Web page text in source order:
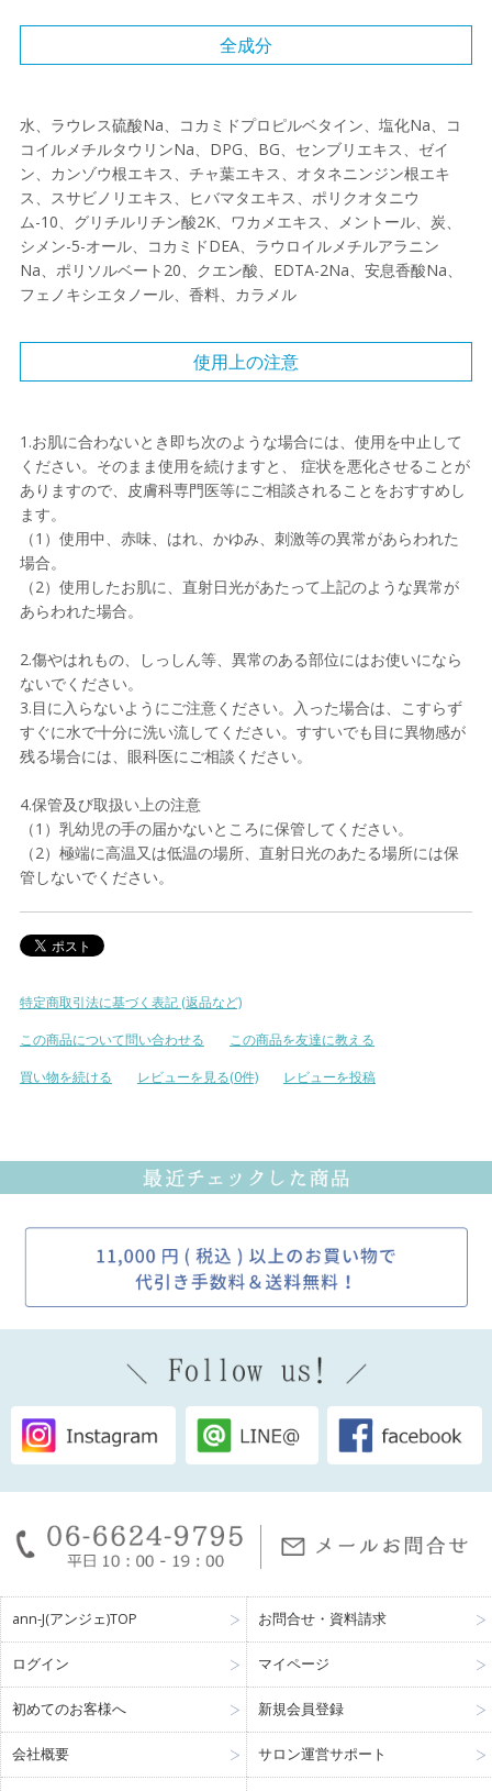
全成分
水、ラウレス硫酸Na、コカミドプロピルベタイン、塩化Na、コ
コイルメチルタウリンNa、DPG、BG、センブリエキス、ゼイ
ン、カンゾウ根エキス、チャ葉エキス、オタネニンジン根エキ
ス、スサビノリエキス、ヒバマタエキス、ポリクオタニウ
ム-10、グリチルリチン酸2K、ワカメエキス、メントール、炭、
シメン-5-オール、コカミドDEA、ラウロイルメチルアラニン
Na、ポリソルベート20、クエン酸、EDTA-2Na、安息香酸Na、
フェノキシエタノール、香料、カラメル
使用上の注意
1.お肌に合わないとき即ち次のような場合には、使用を中止して
ください。そのまま使用を続けますと、 症状を悪化させることが
ありますので、皮膚科専門医等にご相談されることをおすすめし
ます。
（1）使用中、赤味、はれ、かゆみ、刺激等の異常があらわれた
場合。
（2）使用したお肌に、直射日光があたって上記のような異常が
あらわれた場合。
2.傷やはれもの、しっしん等、異常のある部位にはお使いになら
ないでください。
3.目に入らないようにご注意ください。入った場合は、こすらず
すぐに水で十分に洗い流してください。すすいでも目に異物感が
残る場合には、眼科医にご相談ください。
4.保管及び取扱い上の注意
（1）乳幼児の手の届かないところに保管してください。
（2）極端に高温又は低温の場所、直射日光のあたる場所には保
管しないでください。
特定商取引法に基づく表記 (返品など)
この商品について問い合わせる
この商品を友達に教える
買い物を続ける
レビューを見る(0件) レビューを投稿
ann-J(アンジェ)TOP お問合せ・資料請求
ログイン マイページ
初めてのお客様へ 新規会員登録
会社概要 サロン運営サポート